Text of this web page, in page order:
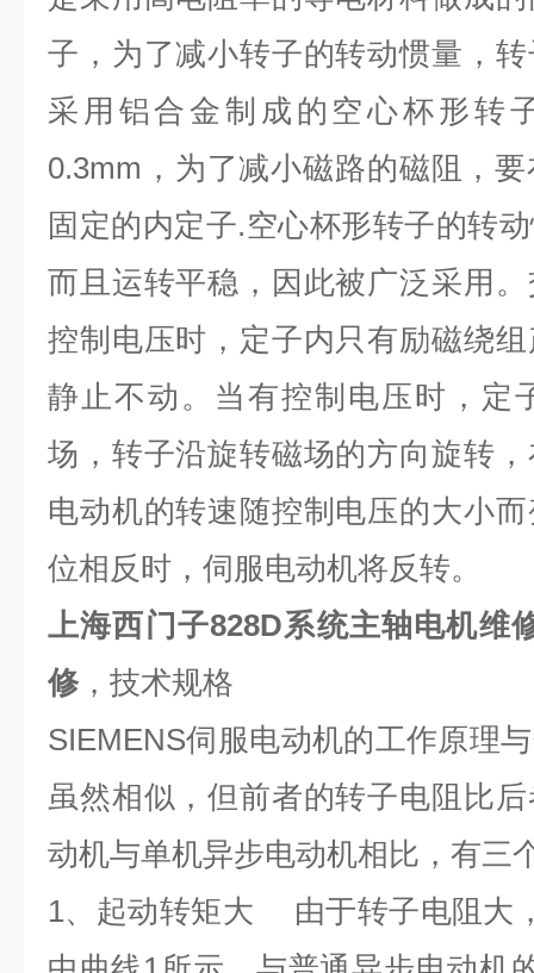
子，为了减小转子的转动惯量，
采用铝合金制成的空心杯形转
0.3mm ，为了减小磁路的磁阻，
固定的内定子.空心杯形转子的转
而且运转平稳，因此被广泛采用
控制电压时，定子内只有励磁绕
静止不动。当有控制电压时，定
场，转子沿旋转磁场的方向旋转
电动机的转速随控制电压的大小
位相反时，伺服电动机将反转。
上海西门子828D系统主轴电机维
修，技术规格
SIEMENS伺服电动机的工作原理
虽然相似，但前者的转子电阻比
动机与单机异步电动机相比，有三
1、起动转矩大 由于转子电阻大